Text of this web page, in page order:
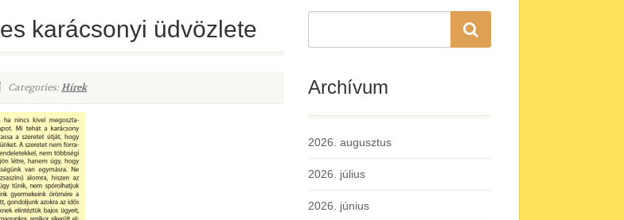
karácsonyi üdvözlete
Categories:Hírek Archívum
2026. augusztus
2026. július
2026. június